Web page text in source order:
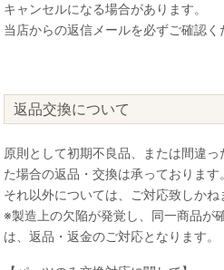
キャンセルになる場合があります。
当店からの返信メールを必ずご確認く
返品交換について
原則として初期不良品、または間違っ
た場合の返品・交換は承っております。
それ以外については、ご対応致しかね
※製造上の欠陥が発覚し、同一商品が
は、返品・返金のご対応となります。